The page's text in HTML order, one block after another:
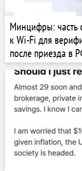
Минцифры: часть
к Wi-Fi для
после приезда в